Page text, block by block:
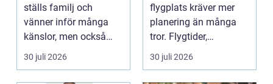
ställs familj och
vänner inför många
känslor, men också
praktiska beslut. En b...
30 juli 2026
flygplats kräver mer
planering än många
tror. Flygtider,
packning, säker...
30 juli 2026